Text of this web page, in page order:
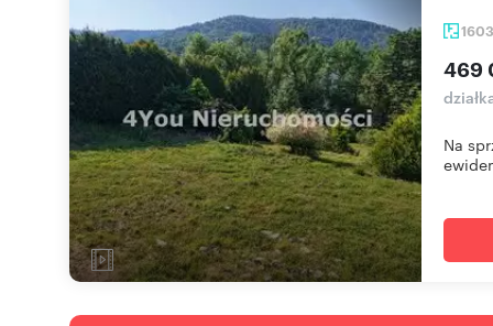
469
Na